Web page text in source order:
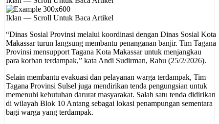
Iklan — Scroll Untuk Baca Artikel
“Dinas Sosial Provinsi melalui koordinasi dengan Dinas Sosial Kota
Makassar turun langsung membantu penanganan banjir. Tim Tagana
Provinsi mensupport Tagana Kota Makassar untuk menjangkau
para korban terdampak,” kata Andi Sudirman, Rabu (25/2/2026).
Selain membantu evakuasi dan pelayanan warga terdampak, Tim
Tagana Provinsi Sulsel juga mendirikan tenda pengungsian untuk
memenuhi kebutuhan darurat masyarakat. Salah satu tenda didirikan
di wilayah Blok 10 Antang sebagai lokasi penampungan sementara
bagi warga yang terdampak.